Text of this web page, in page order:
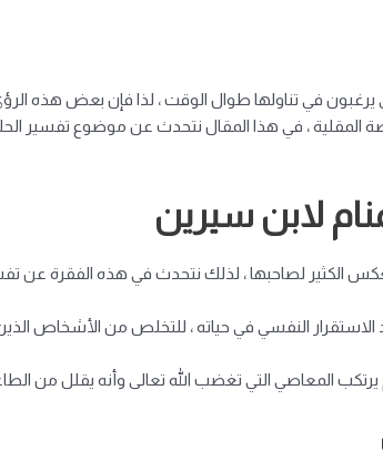
في تناولها طوال الوقت ، لذا فإن بعض هذه
المقلية ، في هذا المقال نتحدث عن موضوع تفسير
لابن سيرين
الكثير لصاحبها ، لذلك نتحدث في هذه الفقرة عن
الاستقرار النفسي في حياته ، للتخلص من الأشخاص
المعاصي التي تغضب الله تعالى وأنه يقلل من